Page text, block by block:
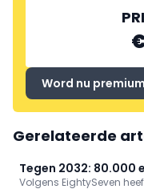
Word nu
Gerelateerde
Tegen 2032: 80.000 extra woningen nodig: 6 op 10
steden in tekort
Volgens EightySeven